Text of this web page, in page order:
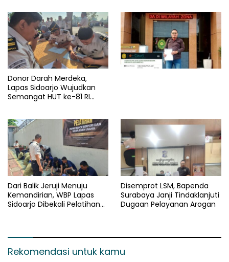
Donor Darah Merdeka,
Lapas Sidoarjo Wujudkan
Semangat HUT ke-81 RI
Dari Balik Jeruji Menuju
Kemandirian, WBP Lapas
Sidoarjo Dibekali Pelatihan
Disemprot LSM, Bapenda
Surabaya Janji Tindaklanjuti
Dugaan Pelayanan Arogan
Rekomendasi untuk kamu